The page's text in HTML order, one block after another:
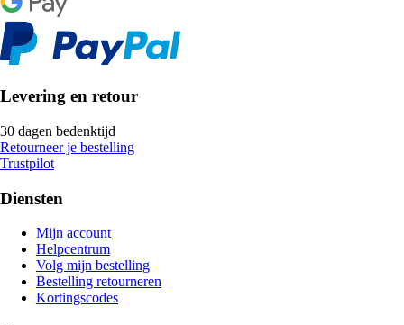
Levering en retour
30 dagen bedenktijd
Retourneer je bestelling
Trustpilot
Diensten
Mijn account
Helpcentrum
Volg mijn bestelling
Bestelling retourneren
Kortingscodes